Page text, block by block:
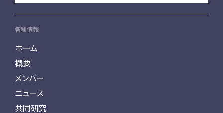
各種情報
ホーム
概要
メンバー
ニュース
共同研究